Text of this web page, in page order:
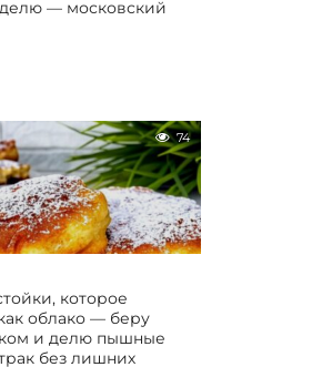
— московский
74
которое
облако — беру
и делю пышные
без лишних